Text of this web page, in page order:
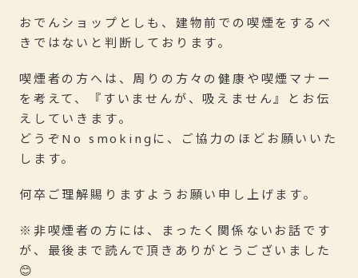
おでんショップとしも、建物前での喫煙をするべ
きではないと判断しております。
喫煙者の方へは、周りの方々の健康や喫煙マナー
を考えて、『すいませんが、吸えません』とお伝
えしていきます。
どうぞNo smokingに、ご協力のほどお願いいた
します。
何卒ご理解賜りますようお願い申し上げます。
※非喫煙者の方には、まったく関係ないお話です
が、最後まで読んで頂きありがとうございました
😊